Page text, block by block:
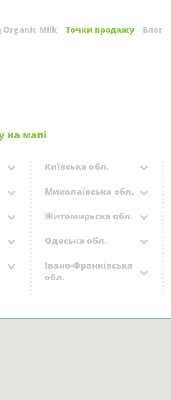
Organic Milk Точки продажу Блог
на мапі
Київська обл.
Миколаївська обл.
Житомирьска обл.
Одеська обл.
Івано-Франківська
обл.